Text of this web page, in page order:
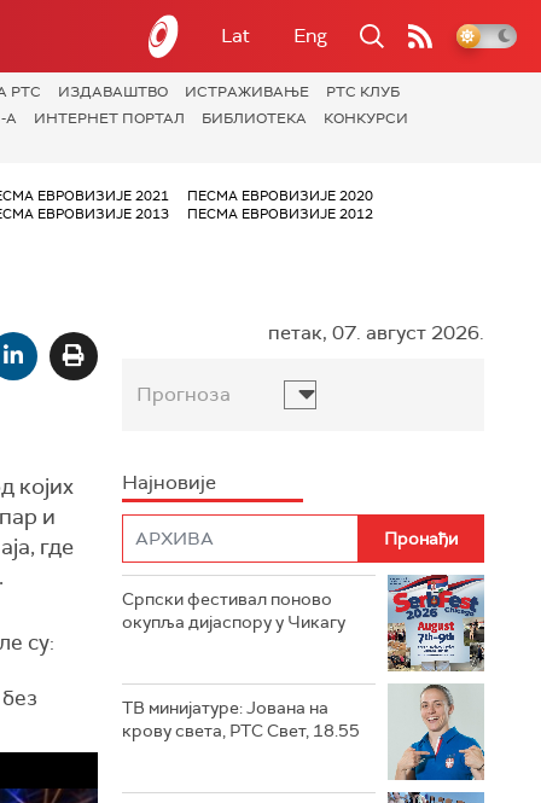
Lat Eng
РТС ИЗДАВАШТВО ИСТРАЖИВАЊЕ
РТС КЛУБ
А
ИНТЕРНЕТ ПОРТАЛ БИБЛИОТЕКА КОНКУРСИ
ЕВРОВИЗИЈЕ 2021
ПЕСМА ЕВРОВИЗИЈЕ 2020
ЕВРОВИЗИЈЕ 2013
ПЕСМА ЕВРОВИЗИЈЕ 2012
којих
и
где
су:
петак, 07. август 2026.
Прогноза
Најновије
Српски фестивал поново
окупља дијаспору у Чикагу
ТВ минијатуре: Јована на
крову света, РТС Свет, 18.55